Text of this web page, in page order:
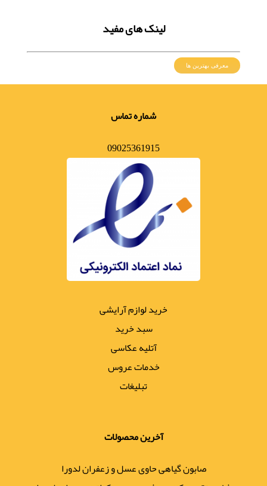
لینک های مفید
معرفی بهترین ها
شماره تماس
09025361915
خرید لوازم آرایشی
سبد خرید
آتلیه عکاسی
خدمات عروس
تبلیغات
آخرین محصولات
صابون گیاهی حاوی عسل و زعفران لدورا